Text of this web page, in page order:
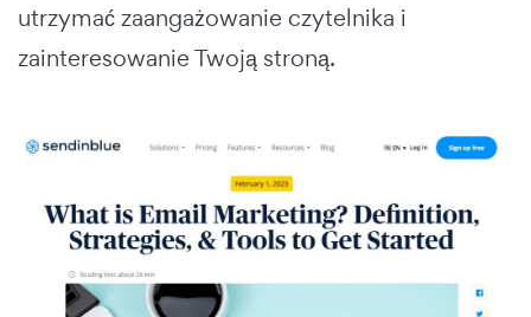
utrzymać zaangażowanie czytelnika i
zainteresowanie Twoją stroną.